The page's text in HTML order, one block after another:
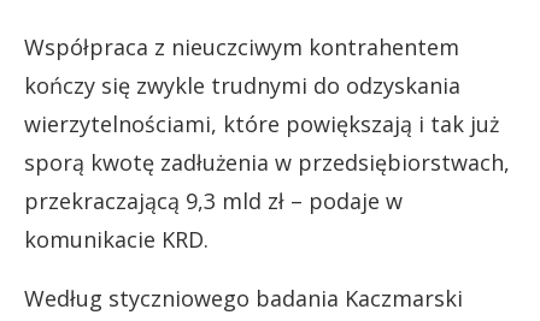
Współpraca z nieuczciwym kontrahentem
kończy się zwykle trudnymi do odzyskania
wierzytelnościami, które powiększają i tak już
sporą kwotę zadłużenia w przedsiębiorstwach,
przekraczającą 9,3 mld zł – podaje w
komunikacie KRD.
Według styczniowego badania Kaczmarski